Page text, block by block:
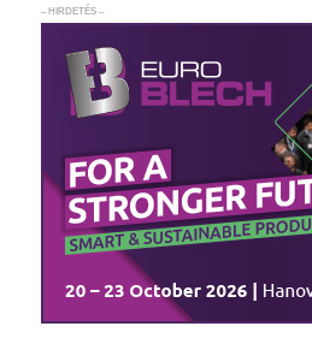
– HIRDETÉS –